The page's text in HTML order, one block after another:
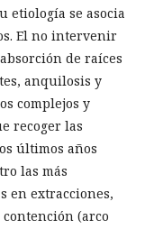
etiología se asocia
El no intervenir
de raíces
anquilosis y
complejos y
recoger las
últimos años
las más
en extracciones,
(arco